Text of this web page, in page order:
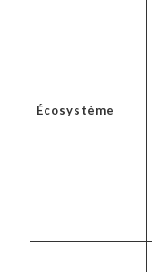
Écosystème